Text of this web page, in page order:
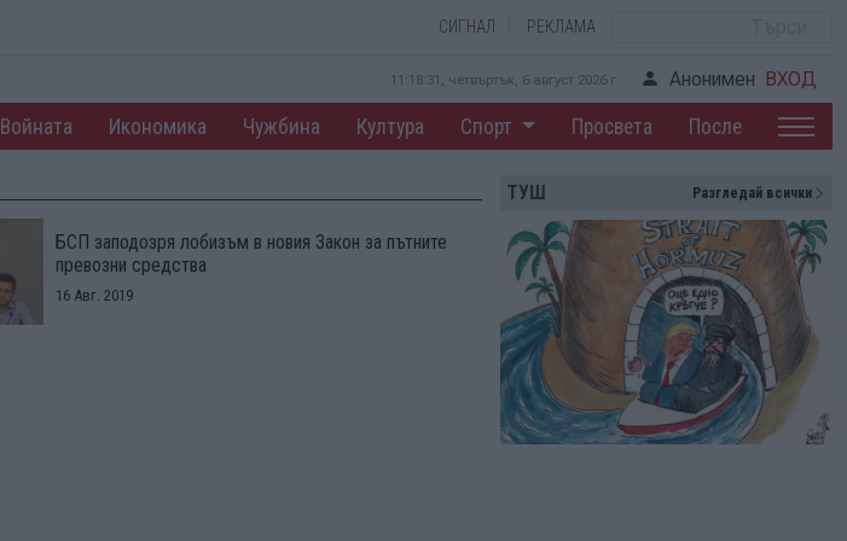
СИГНАЛ РЕКЛАМА
11:18:31, четвъртък, 6 август 2026 г. Анонимен ВХОД
Войната Икономика Чужбина Култура Спорт Просвета После
БСП заподозря лобизъм в новия Закон за пътните
превозни средства
16 Авг. 2019
ТУШ Разгледай всички